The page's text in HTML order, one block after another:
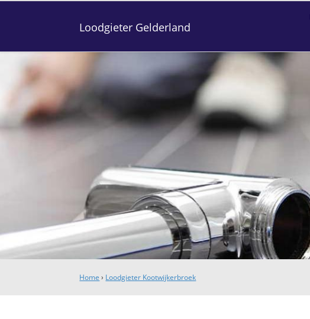
Loodgieter Gelderland
Home › Loodgieter Kootwijkerbroek